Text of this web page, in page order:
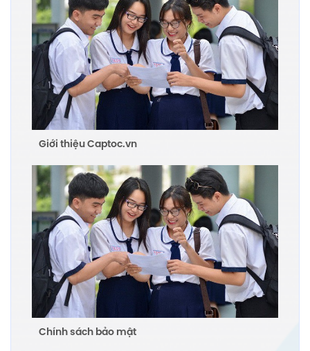
Giới thiệu Captoc.vn
Chính sách bảo mật